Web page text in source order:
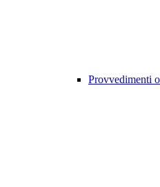
Provvedimenti